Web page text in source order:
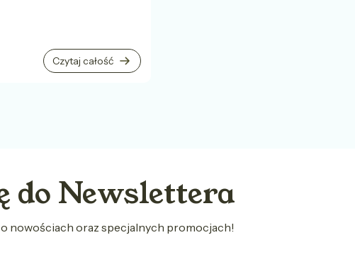
Czytaj całość
do Newslettera
nowościach oraz specjalnych promocjach!